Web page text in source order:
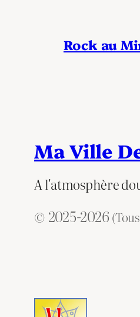
Rock au
Ma Ville
A l'atmosphère
© 2025-2026